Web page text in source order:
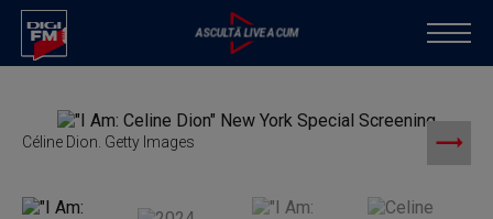
Céline Dion. Getty Images